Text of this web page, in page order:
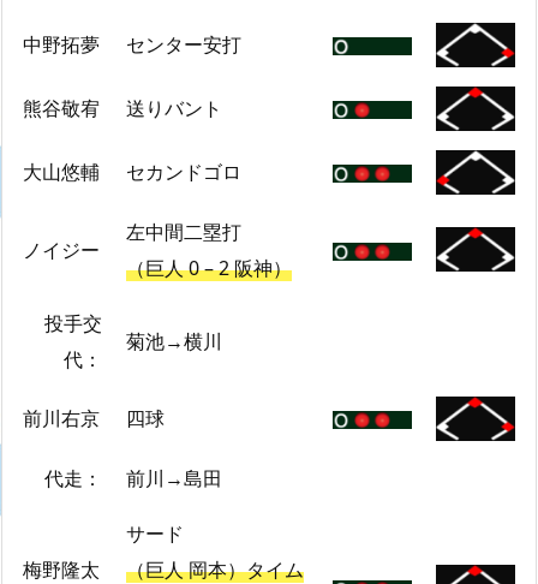
中野拓夢 センター安打
熊谷敬宥 送りバント
大山悠輔 セカンドゴロ
ノイジー
左中間二塁打
（巨人 0 – 2 阪神）
投手交
代：
菊池→横川
前川右京 四球
代走： 前川→島田
梅野隆太
サード
（巨人 岡本）タイム